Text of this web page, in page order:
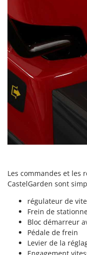
Schnitzer
Seven Italy
Shark
Silky
Simatech
Sirman
Smartwood
Solidur
Spice Electronics
Spiralmac
Spring
Spyro
Stanley
Les commandes et les
CastelGarden sont
régulateur de
Frein de
Bloc démarreur
Pédale de frein
Levier de la
Engagement